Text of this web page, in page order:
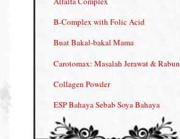
B-Complex with Folic Acid
Buat Bakal-bakal Mama
Carotomax: Masalah Jerawat & Rabun
Collagen Powder
ESP Bahaya Sebab Soya Bahaya
ESP Produk Shaklee Paling HOT